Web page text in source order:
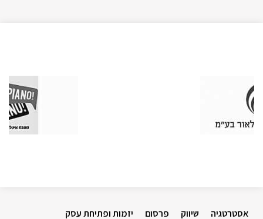
אסטרטגיה שיווק פרסום
יזמות ופתיחת עסק